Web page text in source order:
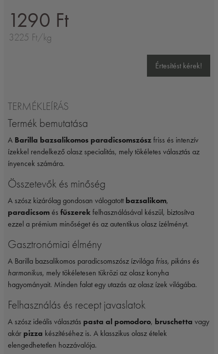
1290 Ft
3225 Ft/kg
Értesítést kérek!
TERMÉKLEÍRÁS
Termék bemutatása
A Barilla bazsalikomos paradicsomszósz friss és intenzív
ízekkel rendelkező olasz specialitás, mely tökéletes választás az
ínyencek számára.
Összetevők és minőség
A szósz kizárólag gondosan válogatott bazsalikom,
paradicsom és fűszerek felhasználásával készül, biztosítva
ezzel a prémium minőséget és az autentikus olasz ízélményt.
Gasztronómiai élmény
A Barilla bazsalikomos paradicsomszósz ízvilága friss, pikáns és
harmonikus, mely tökéletesen tükrözi az olasz konyha
hagyományait. Minden falat egy utazás az olasz ízek világába.
Felhasználás és recept javaslatok
A szósz ideális választás pasta al pomodoro, bruschetta vagy
akár pizza készítéséhez is. A klasszikus olasz ételek
elengedhetetlen hozzávalója.